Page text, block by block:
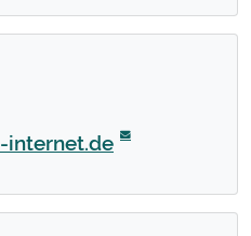
internet.de